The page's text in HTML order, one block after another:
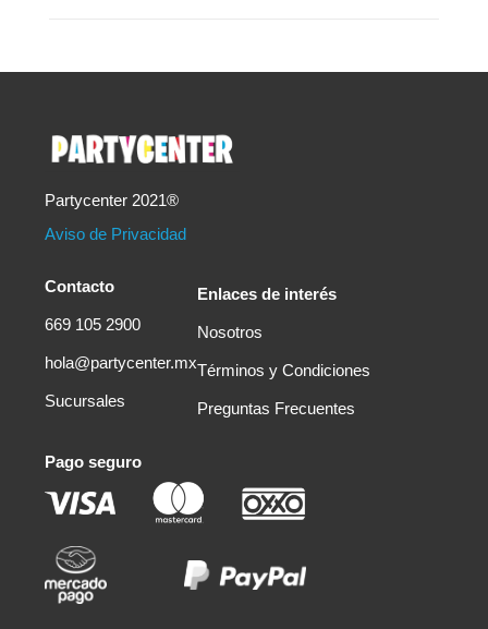
Partycenter 2021®
Aviso de Privacidad
Contacto
669 105 2900
hola@partycenter.mx
Sucursales
Enlaces de interés
Nosotros
Términos y Condiciones
Preguntas Frecuentes
Pago seguro